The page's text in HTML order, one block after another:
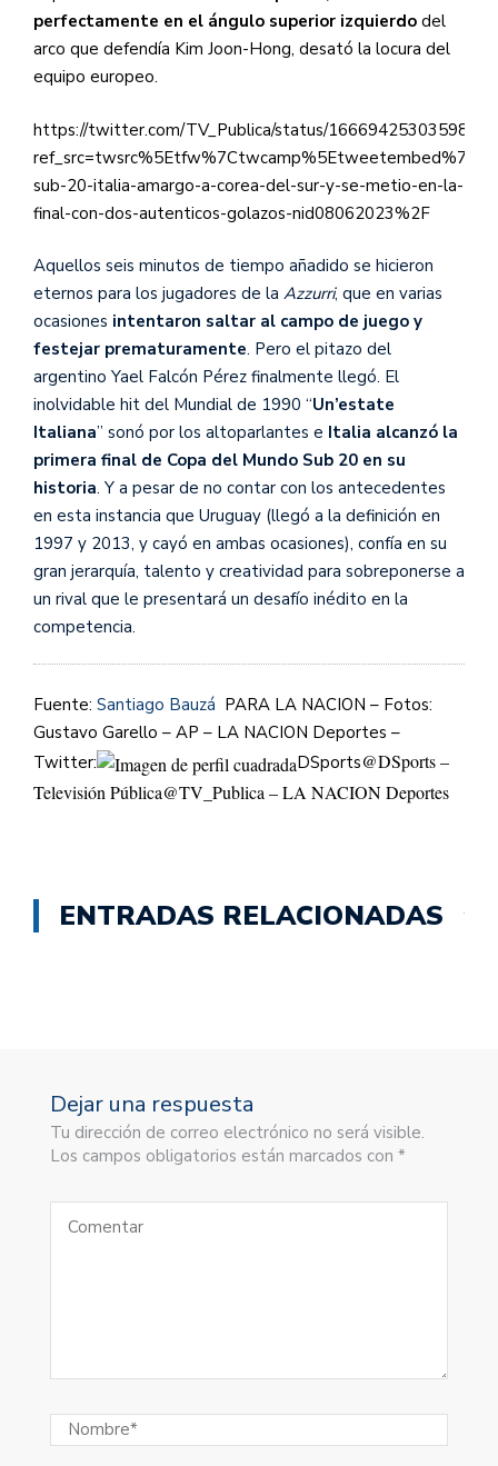
perfectamente en el ángulo superior izquierdo del
arco que defendía Kim Joon-Hong, desató la locura del
equipo europeo.
https://twitter.com/TV_Publica/status/
sub-20-italia-amargo-a-corea-del-sur-y-se-metio-en-la-
final-con-dos-autenticos-golazos-nid08062023%2F
Aquellos seis minutos de tiempo añadido se hicieron
eternos para los jugadores de la Azzurri, que en varias
ocasiones intentaron saltar al campo de juego y
festejar prematuramente. Pero el pitazo del
argentino Yael Falcón Pérez finalmente llegó. El
inolvidable hit del Mundial de 1990 “Un’estate
Italiana” sonó por los altoparlantes e Italia alcanzó la
primera final de Copa del Mundo Sub 20 en su
historia. Y a pesar de no contar con los antecedentes
en esta instancia que Uruguay (llegó a la definición en
1997 y 2013, y cayó en ambas ocasiones), confía en su
gran jerarquía, talento y creatividad para sobreponerse a
un rival que le presentará un desafío inédito en la
competencia.
Fuente: Santiago Bauzá PARA LA NACION – Fotos:
Gustavo Garello – AP – LA NACION Deportes –
Twitter:
DSports@DSports –
Televisión Pública@TV_Publica – LA NACION Deportes
ENTRADAS RELACIONADAS
Dejar una respuesta
Tu dirección de correo electrónico no será visible.
Los campos obligatorios están marcados con *